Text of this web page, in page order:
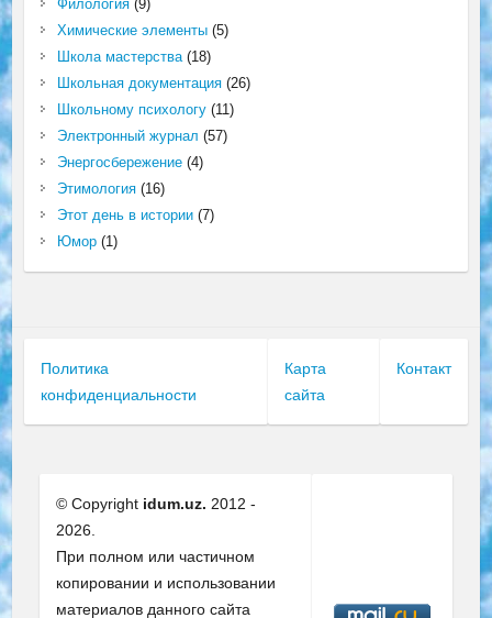
Филология(9)
Химические элементы(5)
Школа мастерства(18)
Школьная документация(26)
Школьному психологу(11)
Электронный журнал (57)
Энергосбережение(4)
Этимология(16)
Этот день в истории(7)
Юмор(1)
Политика
конфиденциальности
Карта
сайта
Контакт
© Copyright idum.uz. 2012 -
2026.
При полном или частичном
копировании и использовании
материалов данного сайта